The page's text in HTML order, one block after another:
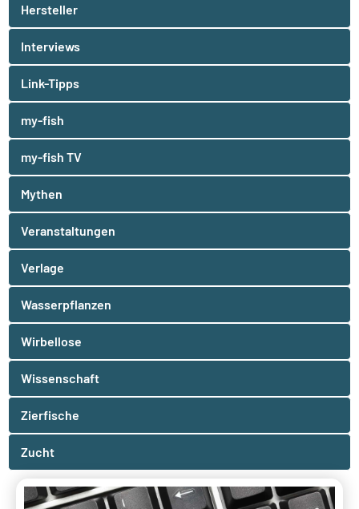
Hersteller
Interviews
Link-Tipps
my-fish
my-fish TV
Mythen
Veranstaltungen
Verlage
Wasserpflanzen
Wirbellose
Wissenschaft
Zierfische
Zucht